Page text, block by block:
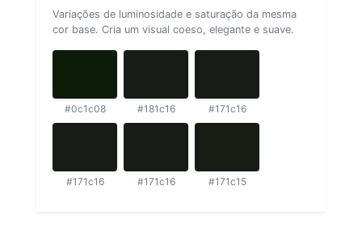
Variações de luminosidade e saturação da mesma
cor base. Cria um visual coeso, elegante e suave.
#0c1c08 #181c16 #171c16
#171c16 #171c16 #171c15